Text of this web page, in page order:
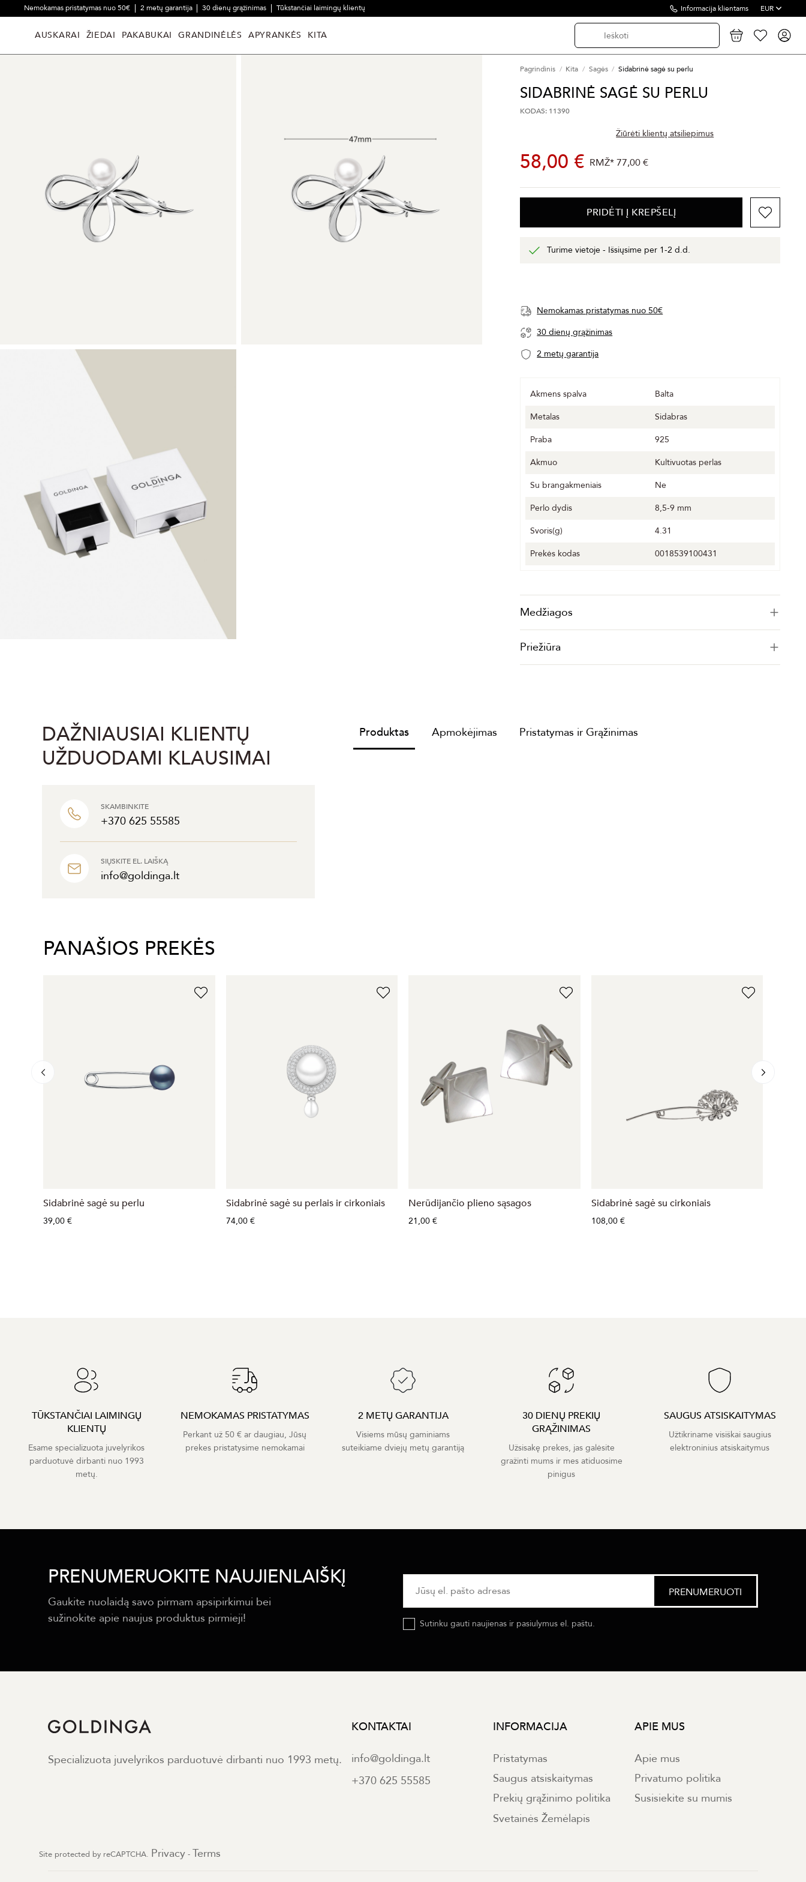
Nemokamas pristatymas nuo 50€ 2 metų garantija 30 dienų grąžinimas Tūkstančiai laimingų klientų Informacija klientams EUR
AUSKARAI ŽIEDAI PAKABUKAI GRANDINĖLĖS APYRANKĖS KITA
Pagrindinis Kita Sagės Sidabrinė sagė su perlu
SIDABRINĖ SAGĖ SU PERLU
KODAS: 11390
Žiūrėti klientų atsiliepimus
58,00 € RMŽ*77,00 €
PRIDĖTI Į KREPŠELĮ
Turime vietoje - Išsiųsime per 1-2 d.d.
Nemokamas pristatymas nuo 50€
30 dienų grąžinimas
2 metų garantija
Akmens spalva
Balta
Metalas
Sidabras
Praba
925
Akmuo
Kultivuotas perlas
Su brangakmeniais
Ne
Perlo dydis
8,5-9 mm
Svoris(g)
4.31
Prekės kodas
0018539100431
Medžiagos
Priežiūra
DAŽNIAUSIAI KLIENTŲ
UŽDUODAMI KLAUSIMAI
SKAMBINKITE
+370 625 55585
SIŲSKITE EL. LAIŠKĄ
info@goldinga.lt
Produktas Apmokėjimas Pristatymas ir Grąžinimas
PANAŠIOS PREKĖS
Sidabrinė sagė su perlu
39,00 €
Sidabrinė sagė su perlais ir cirkoniais
74,00 €
Nerūdijančio plieno sąsagos
21,00 €
Sidabrinė sagė su cirkoniais
108,00 €
TŪKSTANČIAI LAIMINGŲ
KLIENTŲ
Esame specializuota juvelyrikos
parduotuvė dirbanti nuo 1993
metų.
NEMOKAMAS PRISTATYMAS
Perkant už 50 € ar daugiau, Jūsų
prekes pristatysime nemokamai
2 METŲ GARANTIJA
Visiems mūsų gaminiams
suteikiame dviejų metų garantiją
30 DIENŲ PREKIŲ
GRĄŽINIMAS
Užsisakę prekes, jas galėsite
gražinti mums ir mes atiduosime
pinigus
SAUGUS ATSISKAITYMAS
Užtikriname visiškai saugius
elektroninius atsiskaitymus
PRENUMERUOKITE NAUJIENLAIŠKĮ
Gaukite nuolaidą savo pirmam apsipirkimui bei
sužinokite apie naujus produktus pirmieji!
Sutinku gauti naujienas ir pasiulymus el. paštu.
Specializuota juvelyrikos parduotuvė dirbanti nuo 1993 metų.
KONTAKTAI
info@goldinga.lt
+370 625 55585
INFORMACIJA
Pristatymas
Saugus atsiskaitymas
Prekių grąžinimo politika
Svetainės Žemėlapis
APIE MUS
Apie mus
Privatumo politika
Susisiekite su mumis
Site protected by reCAPTCHA. Privacy - Terms